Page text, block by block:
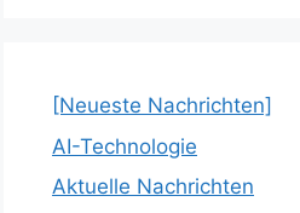
[Neueste Nachrichten]
AI-Technologie
Aktuelle Nachrichten